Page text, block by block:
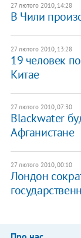
27 лютого 2010, 14:28
В Чили
27 лютого 2010, 13:28
19 человек
Китае
27 лютого 2010, 07:30
Blackwater
Афганистане
27 лютого 2010, 00:10
Лондон